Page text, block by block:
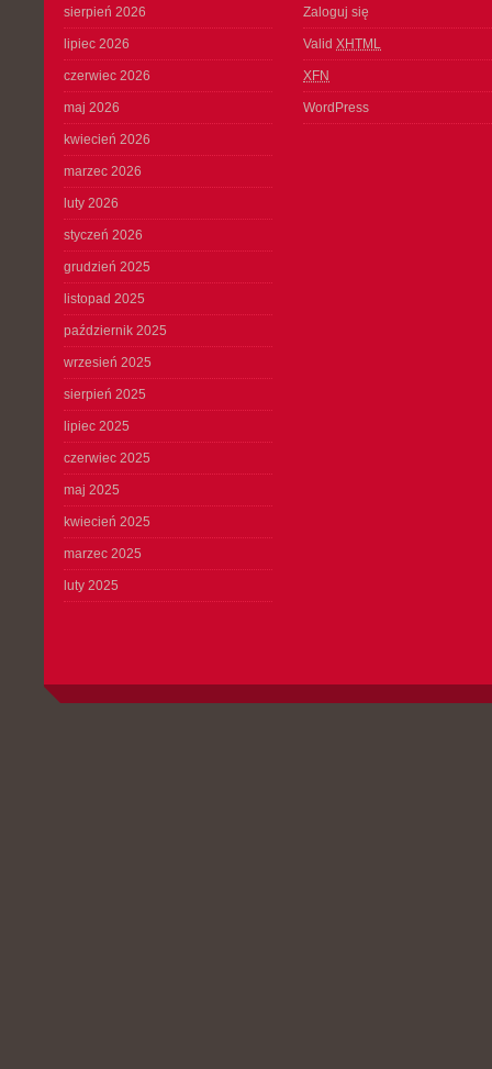
sierpień 2026
lipiec 2026
czerwiec 2026
maj 2026
kwiecień 2026
marzec 2026
luty 2026
styczeń 2026
grudzień 2025
listopad 2025
październik 2025
wrzesień 2025
sierpień 2025
lipiec 2025
czerwiec 2025
maj 2025
kwiecień 2025
marzec 2025
luty 2025
Zaloguj się
Valid XHTML
XFN
WordPress